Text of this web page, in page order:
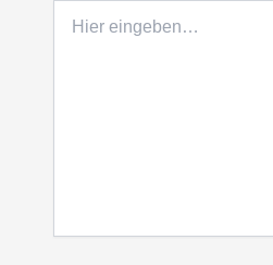
eingeben…